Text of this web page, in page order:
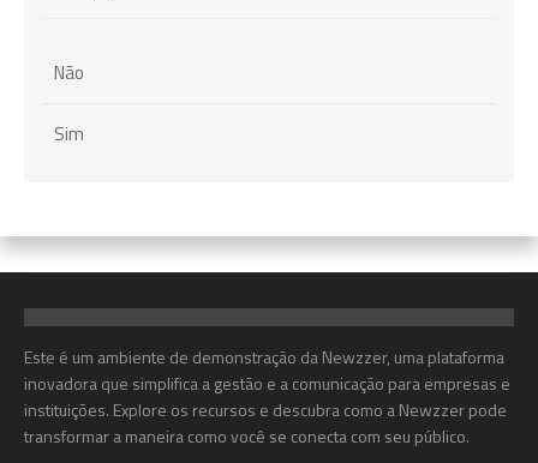
Não
Sim
Este é um ambiente de demonstração da Newzzer, uma plataforma
inovadora que simplifica a gestão e a comunicação para empresas e
instituições. Explore os recursos e descubra como a Newzzer pode
transformar a maneira como você se conecta com seu público.